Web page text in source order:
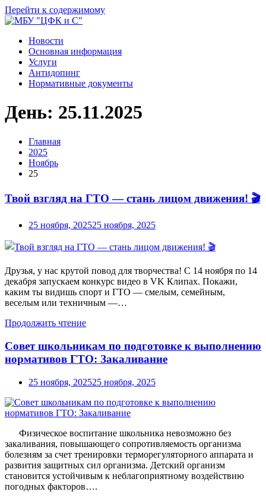
Перейти к содержимому
Новости
Основная информация
Услуги
Антидопинг
Нормативные документы
День: 25.11.2025
Главная
2025
Ноябрь
25
Твой взгляд на ГТО — стань лицом движения! 🎬
25 ноября, 202525 ноября, 2025
Друзья, у нас крутой повод для творчества! С 14 ноября по 14
декабря запускаем конкурс видео в VK Клипах. Покажи,
каким ты видишь спорт и ГТО — смелым, семейным,
веселым или техничным —…
Продолжить чтение
Совет школьникам по подготовке к выполнению
нормативов ГТО: Закаливание
25 ноября, 202525 ноября, 2025
Физическое воспитание школьника невозможно без
закаливания, повышающего сопротивляемость организма
болезням за счет тренировки терморегуляторного аппарата и
развития защитных сил организма. Детский организм
становится устойчивым к неблагоприятному воздействию
погодных факторов….